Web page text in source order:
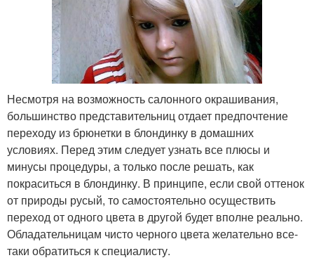
Несмотря на возможность салонного окрашивания,
большинство представительниц отдает предпочтение
переходу из брюнетки в блондинку в домашних
условиях. Перед этим следует узнать все плюсы и
минусы процедуры, а только после решать, как
покраситься в блондинку. В принципе, если свой оттенок
от природы русый, то самостоятельно осуществить
переход от одного цвета в другой будет вполне реально.
Обладательницам чисто черного цвета желательно все-
таки обратиться к специалисту.